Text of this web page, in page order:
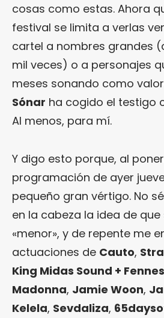
cosas como estas. Ahora
festival se limita a verlas
cartel a nombres grandes
mil veces) o a personajes
meses sonando como
Sónar ha cogido el testigo
Al menos, para mí.
Y digo esto porque, al
programación de ayer
pequeño gran vértigo. No
en la cabeza la idea de
«menor», y de repente me
actuaciones de Cauto,
King Midas Sound +
Madonna, Jamie Woon,
Kelela, Sevdaliza,